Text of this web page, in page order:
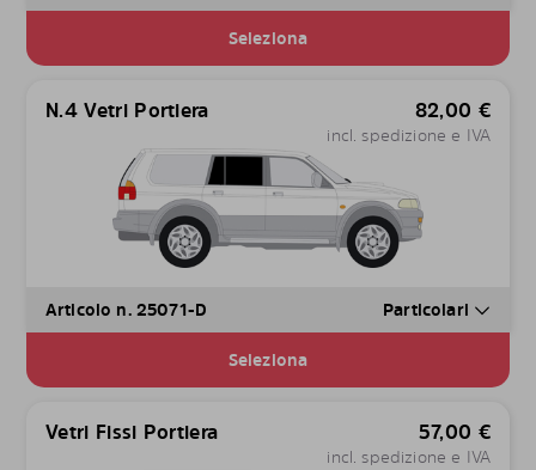
Seleziona
N.4 Vetri Portiera 82,00 €
incl. spedizione e IVA
Articolo n. 25071-D Particolari
Seleziona
Vetri Fissi Portiera 57,00 €
incl. spedizione e IVA